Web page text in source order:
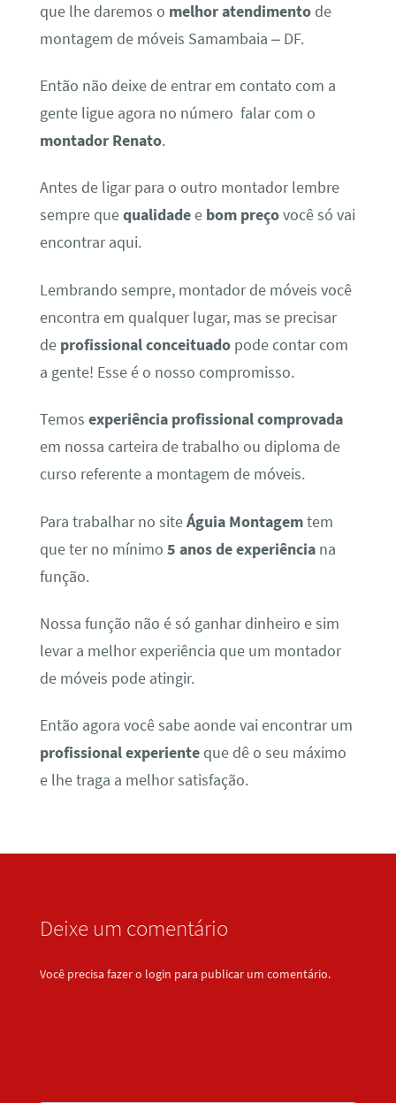
que lhe daremos o melhor atendimentode
montagem de móveis Samambaia – DF.
Então não deixe de entrar em contato com a
gente ligue agora no número falar com o
montador Renato.
Antes de ligar para o outro montador lembre
sempre quequalidadee bom preçovocê só vai
encontrar aqui.
Lembrando sempre, montador de móveis você
encontra em qualquer lugar, mas se precisar
de profissional conceituadopode contar com
a gente! Esse é o nosso compromisso.
Temos experiência profissional comprovada
em nossa carteira de trabalho ou diploma de
curso referente a montagem de móveis.
Para trabalhar no siteÁguia Montagemtem
que ter no mínimo 5 anos de experiênciana
função.
Nossa função não é só ganhar dinheiro e sim
levar a melhor experiência que um montador
de móveis pode atingir.
Então agora você sabe aonde vai encontrar um
profissional experienteque dê o seu máximo
e lhe traga a melhor satisfação.
Deixe um comentário
Você precisa fazer o login para publicar um comentário.